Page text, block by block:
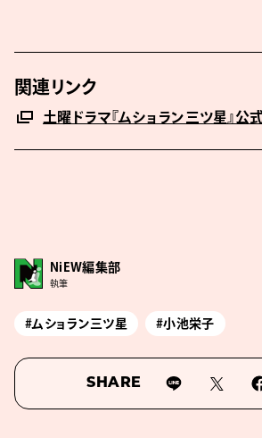
関連リンク
土曜ドラマ『ムショラン三ツ星』公
NiEW編集部
執筆
#ムショラン三ツ星 #小池栄子
SHARE